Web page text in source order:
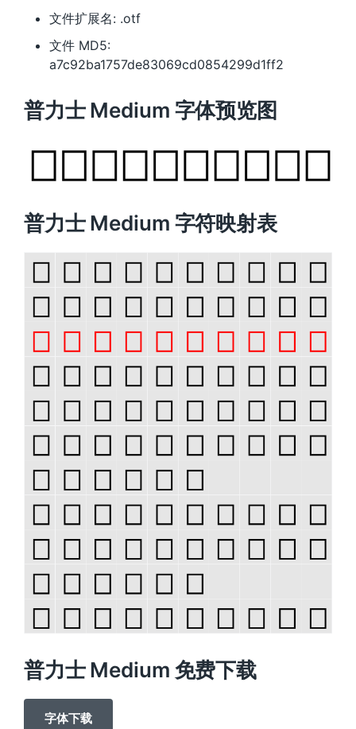
文件扩展名: .otf
文件 MD5:
a7c92ba1757de83069cd0854299d1ff2
普力士 Medium 字体预览图
普力士 Medium 字符映射表
普力士 Medium 免费下载
字体下载